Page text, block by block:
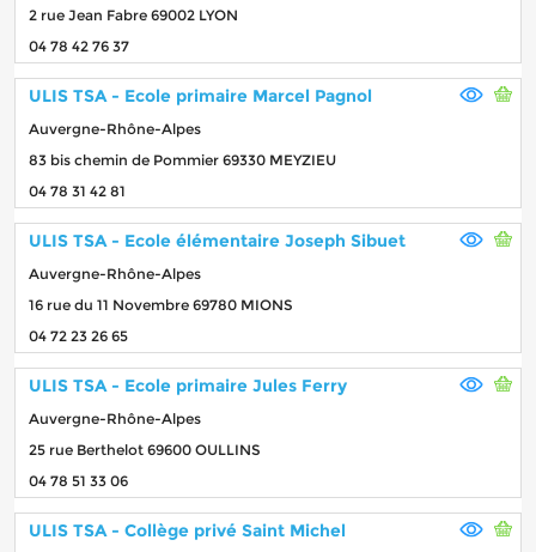
2 rue Jean Fabre 69002 LYON
04 78 42 76 37
ULIS TSA - Ecole primaire Marcel Pagnol
Auvergne-Rhône-Alpes
83 bis chemin de Pommier 69330 MEYZIEU
04 78 31 42 81
ULIS TSA - Ecole élémentaire Joseph Sibuet
Auvergne-Rhône-Alpes
16 rue du 11 Novembre 69780 MIONS
04 72 23 26 65
ULIS TSA - Ecole primaire Jules Ferry
Auvergne-Rhône-Alpes
25 rue Berthelot 69600 OULLINS
04 78 51 33 06
ULIS TSA - Collège privé Saint Michel